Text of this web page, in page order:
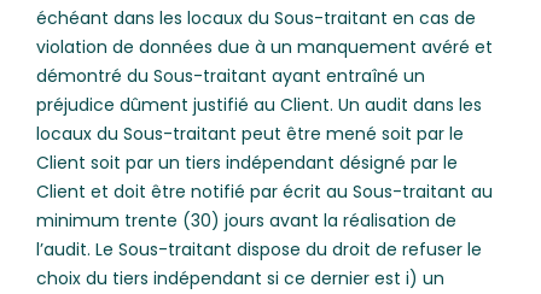
échéant dans les locaux du Sous-traitant en cas de
violation de données due à un manquement avéré et
démontré du Sous-traitant ayant entraîné un
préjudice dûment justifié au Client. Un audit dans les
locaux du Sous-traitant peut être mené soit par le
Client soit par un tiers indépendant désigné par le
Client et doit être notifié par écrit au Sous-traitant au
minimum trente (30) jours avant la réalisation de
l’audit. Le Sous-traitant dispose du droit de refuser le
choix du tiers indépendant si ce dernier est i) un